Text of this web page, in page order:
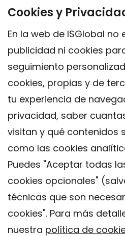
Cookies y
En la web de ISGlobal no
publicidad ni cookies
seguimiento
cookies, propias y de
tu experiencia de
privacidad, saber
visitan y qué contenidos
como las cookies
Puedes "Aceptar todas
cookies opcionales"
técnicas que son
cookies". Para más
nuestra política de
Contacto